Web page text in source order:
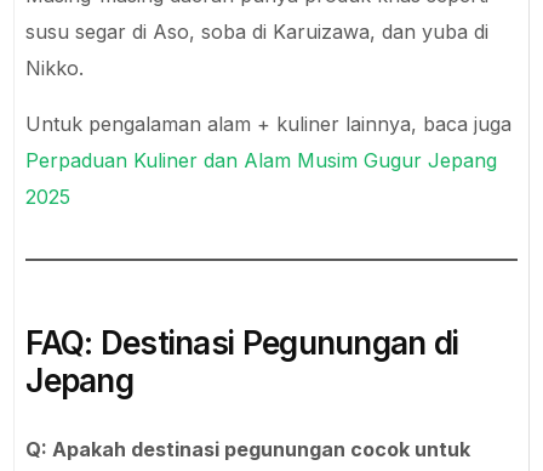
susu segar di Aso, soba di Karuizawa, dan yuba di
Nikko.
Untuk pengalaman alam + kuliner lainnya, baca juga
Perpaduan Kuliner dan Alam Musim Gugur Jepang
2025
FAQ: Destinasi Pegunungan di
Jepang
Q: Apakah destinasi pegunungan cocok untuk